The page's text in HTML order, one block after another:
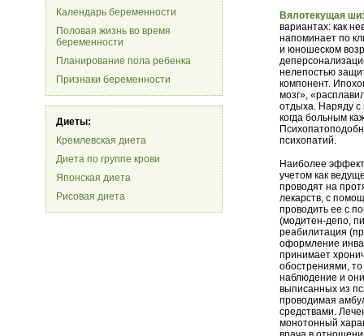
Календарь беременности
Половая жизнь во время
беременности
Планирование пола ребенка
Признаки беременности
Диеты:
Кремлевская диета
Диета по группе крови
Японская диета
Рисовая диета
Вялотекущая
вариантах: как
напоминает по
и юношеском
нелепостью
компонент.
мозг»,
отдыха. Наряду с
когда больным
психопатий.
Наиболее
учетом как
проводят на
лекарств, с
проводить ее с
(модитен-депо,
реабилитация
оформление
принимает
обострениями,
наблюдение и
выписанных из
проводимая
средствами.
монотонный